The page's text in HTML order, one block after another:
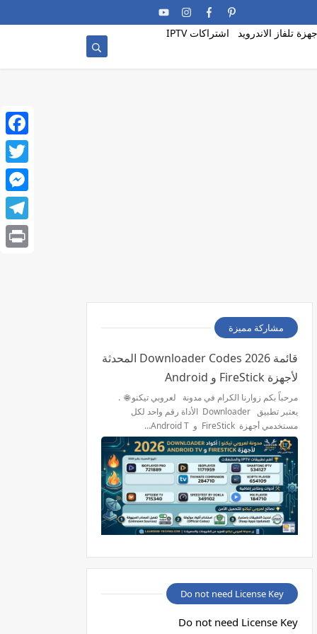
تلفاز الاندرويد اشتراكات IPTV
مشاركة مميزة
قائمة 2026 Downloader Codes المحدثة
لأجهزة FireStick و Android
مرحباً بكم زوارنا الكرام في مدونة لعروبي تيكنو 🌐 .
يعتبر تطبيق Downloader الأداة رقم واحد لكل
مستخدمي أجهزة FireStick و Android T…
Do not need License Key
Do not need License Key